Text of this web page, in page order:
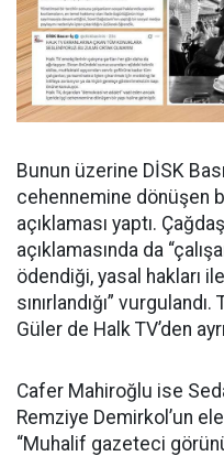
Bunun üzerine DİSK
cehennemine dönüşen
açıklaması yaptı.
açıklamasında da
ödendiği, yasal hakları
sınırlandığı”
Güler de Halk TV’den
Cafer Mahiroğlu ise
Remziye Demirkol’un
“Muhalif gazeteci